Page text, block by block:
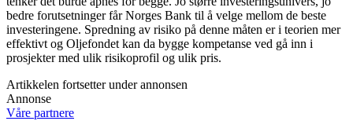
bedre forutsetninger får Norges Bank til å velge mellom de beste
investeringene. Spredning av risiko på denne måten er i teorien mer
effektivt og Oljefondet kan da bygge kompetanse ved gå inn i
prosjekter med ulik risikoprofil og ulik pris.
Artikkelen fortsetter under annonsen
Annonse
Våre partnere